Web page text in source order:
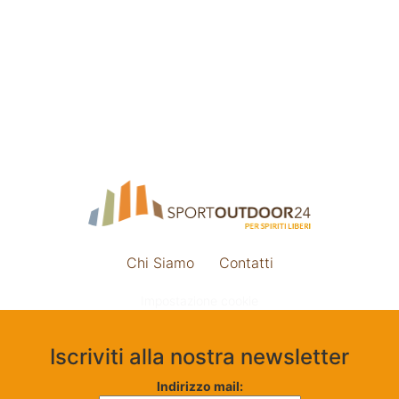
Chi Siamo Contatti
Iscriviti alla nostra newsletter
Indirizzo mail: